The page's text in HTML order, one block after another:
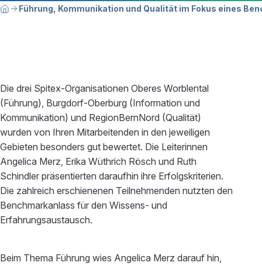
Breadcrumbnavigation
Sie befinden sich hier:
HomeFührung, Kommunikation und Qualität im Fokus eines
Die drei Spitex-Organisationen Oberes Worblental
(Führung), Burgdorf-Oberburg (Information und
Kommunikation) und RegionBernNord (Qualität)
wurden von Ihren Mitarbeitenden in den jeweiligen
Gebieten besonders gut bewertet. Die Leiterinnen
Angelica Merz, Erika Wüthrich Rösch und Ruth
Schindler präsentierten daraufhin ihre Erfolgskriterien.
Die zahlreich erschienenen Teilnehmenden nutzten den
Benchmarkanlass für den Wissens- und
Erfahrungsaustausch.
Beim Thema Führung wies Angelica Merz darauf hin,